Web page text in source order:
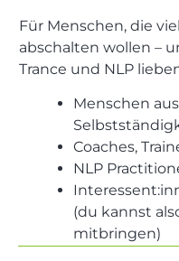
Für Menschen, die
abschalten wollen –
Trance und NLP
Menschen
Coaches,
NLP
(du kannst
mitbringen)